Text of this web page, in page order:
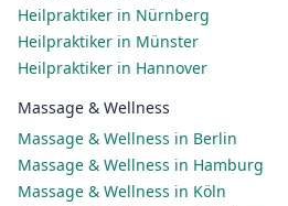
Heilpraktiker in Nürnberg
Heilpraktiker in Münster
Heilpraktiker in Hannover
Massage & Wellness
Massage & Wellness in Berlin
Massage & Wellness in Hamburg
Massage & Wellness in Köln